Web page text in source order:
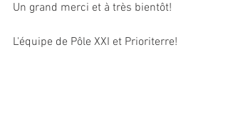
Un grand merci et à très bientôt!
L'équipe de Pôle XXI et Prioriterre!